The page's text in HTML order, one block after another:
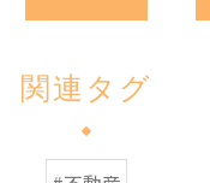
関連タグ